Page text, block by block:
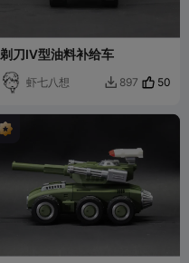
剃刀Ⅳ型油料补给车
虾七八想  897 50